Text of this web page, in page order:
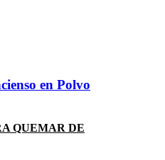
en Polvo
QUEMAR DE